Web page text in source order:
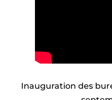
Inauguration des